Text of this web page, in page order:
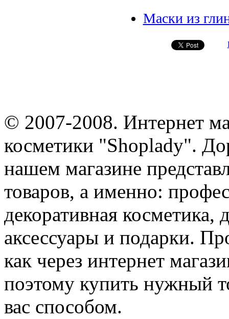
Маски из
© 2007-2008. Интернет
косметики "Shoplady".
нашем магазине
товаров, а именно:
декоративная косметика,
аксессуары и подарки.
как через интернет
поэтому купить нужный
вас способом.